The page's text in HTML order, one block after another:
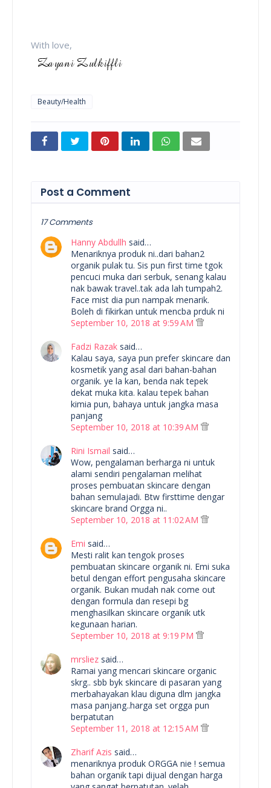
With love,
Beauty/Health
Post a Comment
17 Comments
Hanny Abdullh said…
Menariknya produk ni..dari bahan2
organik pulak tu. Sis pun first time tgok
pencuci muka dari serbuk, senang kalau
nak bawak travel..tak ada lah tumpah2.
Face mist dia pun nampak menarik.
Boleh di fikirkan untuk mencba prduk ni
September 10, 2018 at 9:59 AM
Fadzi Razak said…
Kalau saya, saya pun prefer skincare dan
kosmetik yang asal dari bahan-bahan
organik. ye la kan, benda nak tepek
dekat muka kita. kalau tepek bahan
kimia pun, bahaya untuk jangka masa
panjang
September 10, 2018 at 10:39 AM
Rini Ismail said…
Wow, pengalaman berharga ni untuk
alami sendiri pengalaman melihat
proses pembuatan skincare dengan
bahan semulajadi. Btw firsttime dengar
skincare brand Orgga ni..
September 10, 2018 at 11:02 AM
Emi said…
Mesti ralit kan tengok proses
pembuatan skincare organik ni. Emi suka
betul dengan effort pengusaha skincare
organik. Bukan mudah nak come out
dengan formula dan resepi bg
menghasilkan skincare organik utk
kegunaan harian.
September 10, 2018 at 9:19 PM
mrsliez said…
Ramai yang mencari skincare organic
skrg.. sbb byk skincare di pasaran yang
merbahayakan klau diguna dlm jangka
masa panjang..harga set orgga pun
berpatutan
September 11, 2018 at 12:15 AM
Zharif Azis said…
menariknya produk ORGGA nie ! semua
bahan organik tapi dijual dengan harga